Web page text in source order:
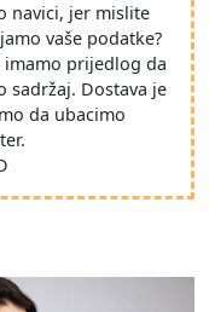
navici, jer mislite
vaše podatke?
imamo prijedlog da
sadržaj. Dostava je
da ubacimo